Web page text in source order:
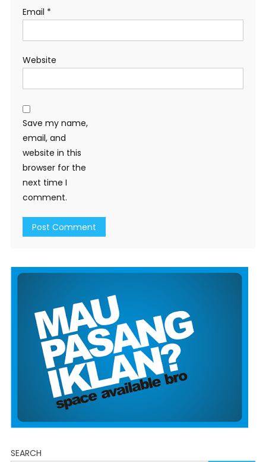
Email *
Website
Save my name,
email, and
website in this
browser for the
next time I
comment.
SEARCH